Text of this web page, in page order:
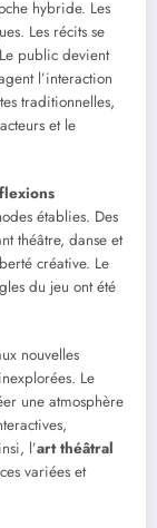
hybride. Les
Les récits se
public devient
l’interaction
traditionnelles,
et le
établies. Des
théâtre, danse et
créative. Le
du jeu ont été
nouvelles
Le
une atmosphère
l’art théâtral
variées et